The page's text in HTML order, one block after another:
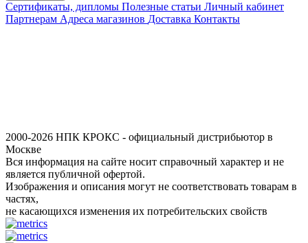
Сертификаты, дипломы Полезные статьи Личный кабинет
Партнерам Адреса магазинов Доставка Контакты
2000-2026 НПК КРОКС - официальный дистрибьютор в
Москве
Вся информация на сайте носит справочный характер и не
является публичной офертой.
Изображения и описания могут не соответствовать товарам в
частях,
не касающихся изменения их потребительских свойств